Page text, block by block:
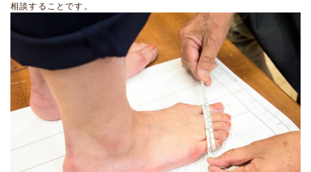
相談することです。